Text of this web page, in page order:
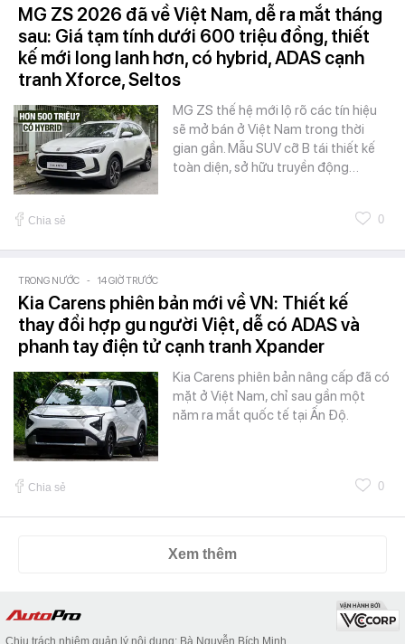
MG ZS 2026 đã về Việt Nam, dễ ra mắt tháng
sau: Giá tạm tính dưới 600 triệu đồng, thiết
kế mới long lanh hơn, có hybrid, ADAS cạnh
tranh Xforce, Seltos
MG ZS thế hệ mới lộ rõ các tín hiệu
sẽ mở bán ở Việt Nam trong thời
gian gần. Mẫu SUV cỡ B tái thiết kế
toàn diện, sở hữu truyền động…
Chia sẻ 0
TRONG NƯỚC - 14 GIỜ TRƯỚC
Kia Carens phiên bản mới về VN: Thiết kế
thay đổi hợp gu người Việt, dễ có ADAS và
phanh tay điện tử cạnh tranh Xpander
Kia Carens phiên bản nâng cấp đã có
mặt ở Việt Nam, chỉ sau gần một
năm ra mắt quốc tế tại Ấn Độ.
Chia sẻ 0
Xem thêm
Chịu trách nhiệm quản lý nội dung: Bà Nguyễn Bích Minh